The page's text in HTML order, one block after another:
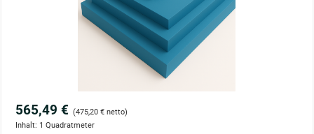
565,49 € (475,20 € netto)
Inhalt: 1 Quadratmeter